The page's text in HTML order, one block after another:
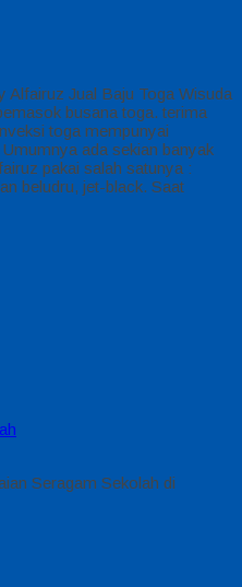
Alfairuz Jual Baju Toga Wisuda
busana toga. terima
toga mempunyai
ada sekian banyak
pakai salah satunya :
beludru, jet-black. Saat
Seragam Sekolah di